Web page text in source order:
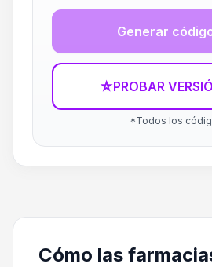
Generar
☆PROBAR
*Todos los
Cómo las